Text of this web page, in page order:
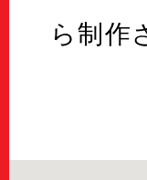
ら制作